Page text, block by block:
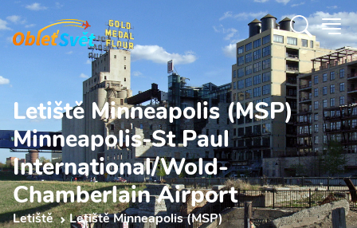
Letiště Minneapolis (MSP)
Minneapolis-St Paul
International/Wold-
Chamberlain Airport
Letiště Letiště Minneapolis (MSP)